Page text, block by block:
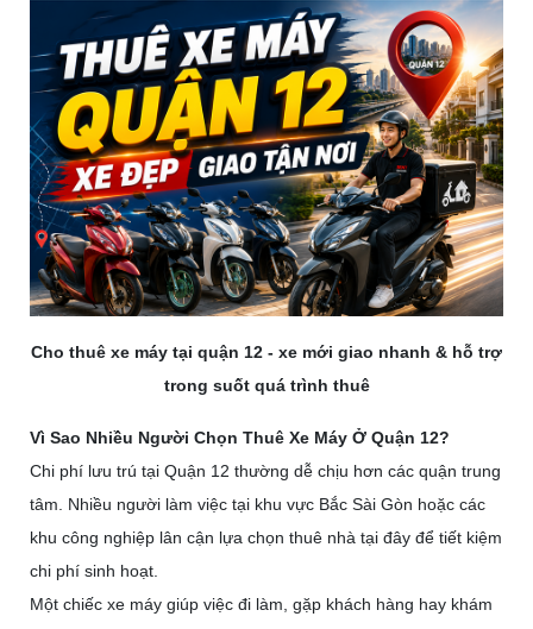
Cho thuê xe máy tại quận 12 - xe mới giao nhanh & hỗ trợ
trong suốt quá trình thuê
Vì Sao Nhiều Người Chọn Thuê Xe Máy Ở Quận 12?
Chi phí lưu trú tại Quận 12 thường dễ chịu hơn các quận trung
tâm. Nhiều người làm việc tại khu vực Bắc Sài Gòn hoặc các
khu công nghiệp lân cận lựa chọn thuê nhà tại đây để tiết kiệm
chi phí sinh hoạt.
Một chiếc xe máy giúp việc đi làm, gặp khách hàng hay khám